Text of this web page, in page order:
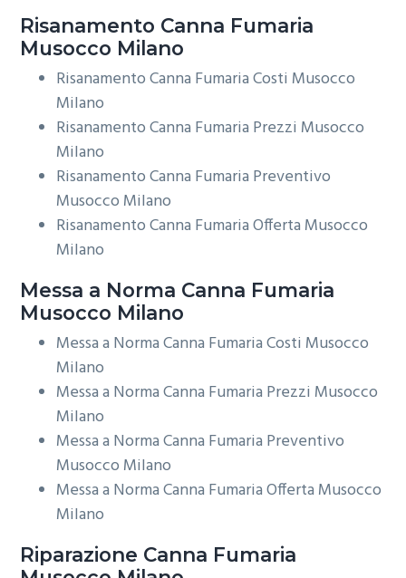
Risanamento Canna Fumaria
Musocco Milano
Risanamento Canna Fumaria Costi Musocco
Milano
Risanamento Canna Fumaria Prezzi Musocco
Milano
Risanamento Canna Fumaria Preventivo
Musocco Milano
Risanamento Canna Fumaria Offerta Musocco
Milano
Messa a Norma Canna Fumaria
Musocco Milano
Messa a Norma Canna Fumaria Costi Musocco
Milano
Messa a Norma Canna Fumaria Prezzi Musocco
Milano
Messa a Norma Canna Fumaria Preventivo
Musocco Milano
Messa a Norma Canna Fumaria Offerta Musocco
Milano
Riparazione Canna Fumaria